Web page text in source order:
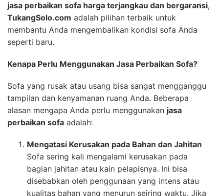
jasa perbaikan sofa harga terjangkau dan bergaransi,
TukangSolo.com adalah pilihan terbaik untuk
membantu Anda mengembalikan kondisi sofa Anda
seperti baru.
Kenapa Perlu Menggunakan Jasa Perbaikan Sofa?
Sofa yang rusak atau usang bisa sangat mengganggu
tampilan dan kenyamanan ruang Anda. Beberapa
alasan mengapa Anda perlu menggunakan jasa
perbaikan sofa adalah:
Mengatasi Kerusakan pada Bahan dan Jahitan
Sofa sering kali mengalami kerusakan pada
bagian jahitan atau kain pelapisnya. Ini bisa
disebabkan oleh penggunaan yang intens atau
kualitas bahan yang menurun seiring waktu. Jika